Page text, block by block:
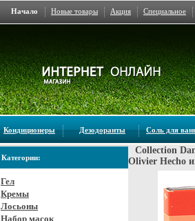
Начало Новые товары Акция Специальное
Кондиционеры Дезодоранты Соль для
Категории:
Гел
Кремы
Лосьоны
Набор масок
Collection
Olivier Hecho